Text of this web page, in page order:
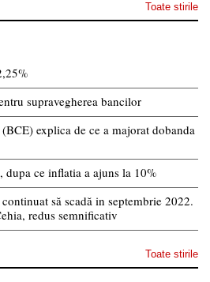
Toate stirile
supravegherea bancilor
explica de ce a majorat dobanda
dupa ce inflatia a ajuns la 10%
să scadă in septembrie 2022.
redus semnificativ
Toate stirile